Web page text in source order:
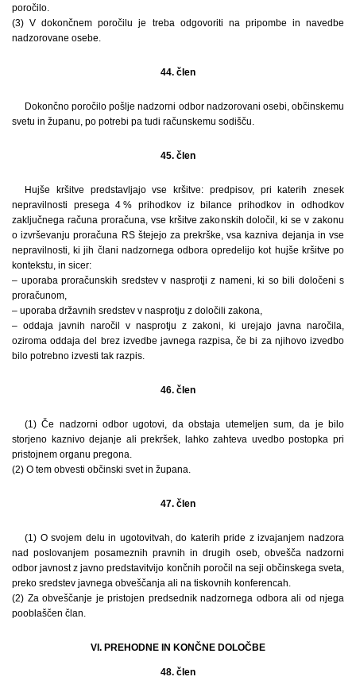
poročilo.
(3) V dokončnem poročilu je treba odgovoriti na pripombe in navedbe
nadzorovane osebe.
44. člen
Dokončno poročilo pošlje nadzorni odbor nadzorovani osebi, občinskemu
svetu in županu, po potrebi pa tudi računskemu sodišču.
45. člen
Hujše kršitve predstavljajo vse kršitve: predpisov, pri katerih znesek
nepravilnosti presega 4 % prihodkov iz bilance prihodkov in odhodkov
zaključnega računa proračuna, vse kršitve zakonskih določil, ki se v zakonu
o izvrševanju proračuna RS štejejo za prekrške, vsa kazniva dejanja in vse
nepravilnosti, ki jih člani nadzornega odbora opredelijo kot hujše kršitve po
kontekstu, in sicer:
– uporaba proračunskih sredstev v nasprotji z nameni, ki so bili določeni s
proračunom,
– uporaba državnih sredstev v nasprotju z določili zakona,
– oddaja javnih naročil v nasprotju z zakoni, ki urejajo javna naročila,
oziroma oddaja del brez izvedbe javnega razpisa, če bi za njihovo izvedbo
bilo potrebno izvesti tak razpis.
46. člen
(1) Če nadzorni odbor ugotovi, da obstaja utemeljen sum, da je bilo
storjeno kaznivo dejanje ali prekršek, lahko zahteva uvedbo postopka pri
pristojnem organu pregona.
(2) O tem obvesti občinski svet in župana.
47. člen
(1) O svojem delu in ugotovitvah, do katerih pride z izvajanjem nadzora
nad poslovanjem posameznih pravnih in drugih oseb, obvešča nadzorni
odbor javnost z javno predstavitvijo končnih poročil na seji občinskega sveta,
preko sredstev javnega obveščanja ali na tiskovnih konferencah.
(2) Za obveščanje je pristojen predsednik nadzornega odbora ali od njega
pooblaščen član.
VI. PREHODNE IN KONČNE DOLOČBE
48. člen